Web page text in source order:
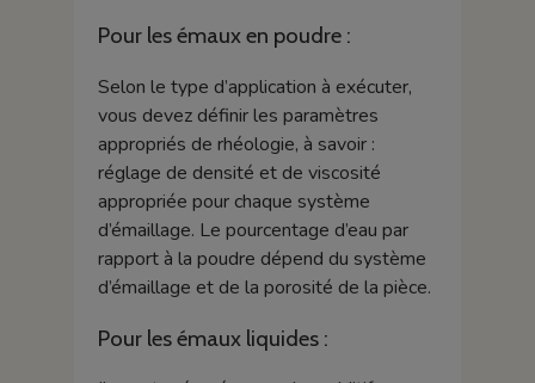
Pour les émaux en poudre :
Selon le type d’application à exécuter,
vous devez définir les paramètres
appropriés de rhéologie, à savoir :
réglage de densité et de viscosité
appropriée pour chaque système
d’émaillage. Le pourcentage d’eau par
rapport à la poudre dépend du système
d’émaillage et de la porosité de la pièce.
Pour les émaux liquides :